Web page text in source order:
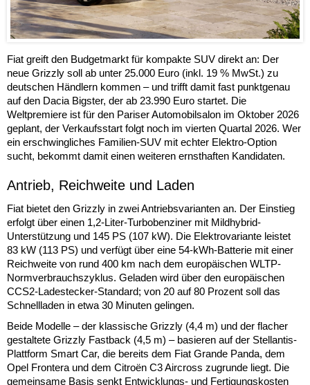
Fiat greift den Budgetmarkt für kompakte SUV direkt an: Der
neue Grizzly soll ab unter 25.000 Euro (inkl. 19 % MwSt.) zu
deutschen Händlern kommen – und trifft damit fast punktgenau
auf den Dacia Bigster, der ab 23.990 Euro startet. Die
Weltpremiere ist für den Pariser Automobilsalon im Oktober 2026
geplant, der Verkaufsstart folgt noch im vierten Quartal 2026. Wer
ein erschwingliches Familien-SUV mit echter Elektro-Option
sucht, bekommt damit einen weiteren ernsthaften Kandidaten.
Antrieb, Reichweite und Laden
Fiat bietet den Grizzly in zwei Antriebsvarianten an. Der Einstieg
erfolgt über einen 1,2-Liter-Turbobenziner mit Mildhybrid-
Unterstützung und 145 PS (107 kW). Die Elektrovariante leistet
83 kW (113 PS) und verfügt über eine 54-kWh-Batterie mit einer
Reichweite von rund 400 km nach dem europäischen WLTP-
Normverbrauchszyklus. Geladen wird über den europäischen
CCS2-Ladestecker-Standard; von 20 auf 80 Prozent soll das
Schnellladen in etwa 30 Minuten gelingen.
Beide Modelle – der klassische Grizzly (4,4 m) und der flacher
gestaltete Grizzly Fastback (4,5 m) – basieren auf der Stellantis-
Plattform Smart Car, die bereits dem Fiat Grande Panda, dem
Opel Frontera und dem Citroën C3 Aircross zugrunde liegt. Die
gemeinsame Basis senkt Entwicklungs- und Fertigungskosten